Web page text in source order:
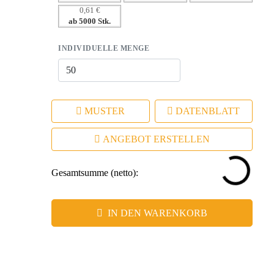
– Ideal als Werbeartikel, der nicht im Müll landet.
0,61 €
ab 5000 Stk.
INDIVIDUELLE MENGE
MUSTER DATENBLATT
ANGEBOT ERSTELLEN
Gesamtsumme (netto):
IN DEN WARENKORB